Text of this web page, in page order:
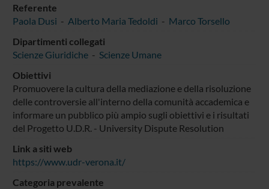
Referente
Paola Dusi - Alberto Maria Tedoldi - Marco Torsello
Dipartimenti collegati
Scienze Giuridiche - Scienze Umane
Obiettivi
Promuovere la cultura della mediazione e della risoluzione
delle controversie all'interno della comunità accademica e
informare un pubblico più ampio sugli obiettivi e i risultati
del Progetto U.D.R. - University Dispute Resolution
Link a siti web
https://www.udr-verona.it/
Categoria prevalente